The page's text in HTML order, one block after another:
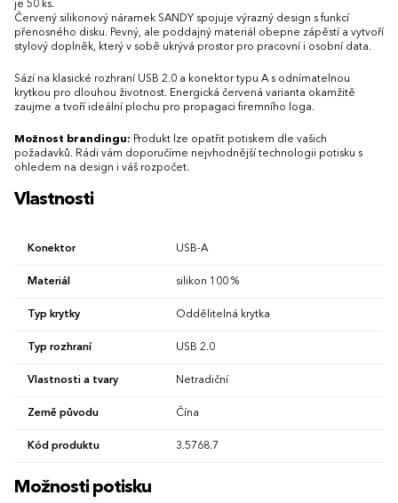
je 50 ks.
Červený silikonový náramek SANDY spojuje výrazný design s funkcí
přenosného disku. Pevný, ale poddajný materiál obepne zápěstí a vytvoří
stylový doplněk, který v sobě ukrývá prostor pro pracovní i osobní data.
Sází na klasické rozhraní USB 2.0 a konektor typu A s odnímatelnou
krytkou pro dlouhou životnost. Energická červená varianta okamžitě
zaujme a tvoří ideální plochu pro propagaci firemního loga.
Možnost brandingu: Produkt lze opatřit potiskem dle vašich
požadavků. Rádi vám doporučíme nejvhodnější technologii potisku s
ohledem na design i váš rozpočet.
Vlastnosti
Konektor USB-A
Materiál silikon 100 %
Typ krytky Oddělitelná krytka
Typ rozhraní USB 2.0
Vlastnosti a tvary Netradiční
Země původu Čína
Kód produktu 3.5768.7
Možnosti potisku